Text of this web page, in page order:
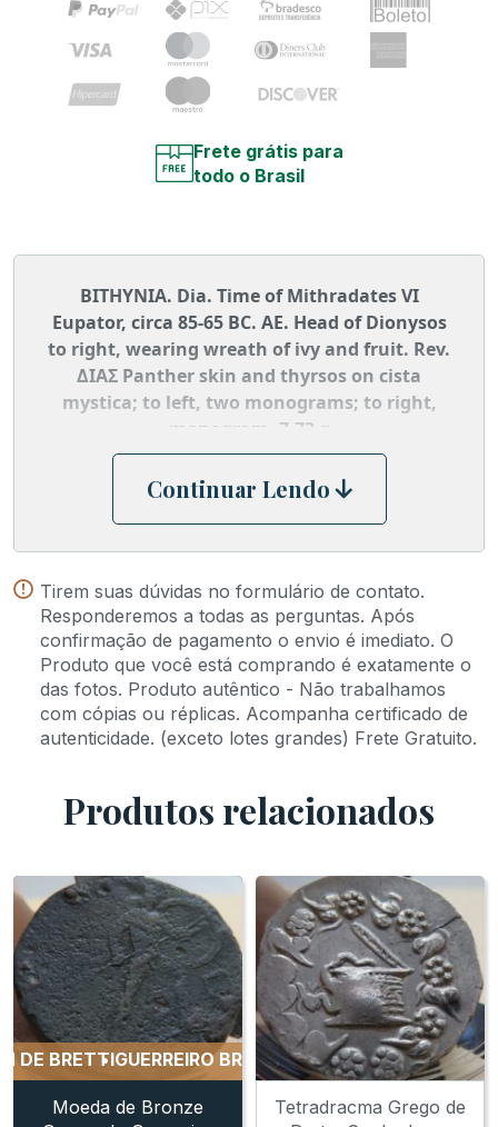
Frete grátis para
todo o Brasil
BITHYNIA. Dia. Time of Mithradates VI
Eupator, circa 85-65 BC. AE. Head of Dionysos
to right, wearing wreath of ivy and fruit. Rev.
ΔΙΑΣ Panther skin and thyrsos on cista
mystica; to left, two monograms; to right,
monogram. 7,73 g
Continuar Lendo
Tirem suas dúvidas no formulário de contato.
Responderemos a todas as perguntas. Após
confirmação de pagamento o envio é imediato. O
Produto que você está comprando é exatamente o
das fotos. Produto autêntico - Não trabalhamos
com cópias ou réplicas. Acompanha certificado de
autenticidade. (exceto lotes grandes) Frete Gratuito.
Produtos relacionados
BRETTIGUERREIRO BRUTTIUM DE BRETTIGUERREIRO
Moeda de Bronze
Tetradracma Grego de